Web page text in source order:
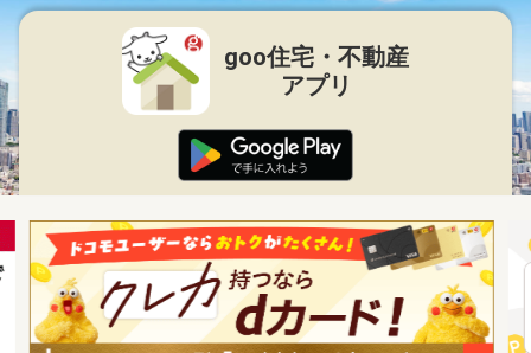
goo住宅・不動産
アプリ